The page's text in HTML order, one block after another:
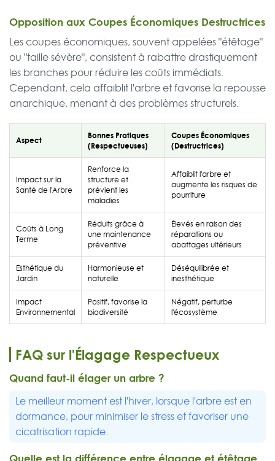
Opposition aux Coupes Économiques Destructrices
Les coupes économiques, souvent appelées "étêtage"
ou "taille sévère", consistent à rabattre drastiquement
les branches pour réduire les coûts immédiats.
Cependant, cela affaiblit l'arbre et favorise la repousse
anarchique, menant à des problèmes structurels.
Aspect
Bonnes Pratiques
(Respectueuses)
Coupes Économiques
(Destructrices)
Impact sur la
Santé de l'Arbre
Renforce la
structure et
prévient les
maladies
Affaiblit l'arbre et
augmente les risques de
pourriture
Coûts à Long
Terme
Réduits grâce à
une maintenance
préventive
Élevés en raison des
réparations ou
abattages ultérieurs
Esthétique du
Jardin
Harmonieuse et
naturelle
Déséquilibrée et
inesthétique
Impact
Environnemental
Positif, favorise la
biodiversité
Négatif, perturbe
l'écosystème
FAQ sur l'Élagage Respectueux
Quand faut-il élager un arbre ?
Le meilleur moment est l'hiver, lorsque l'arbre est en
dormance, pour minimiser le stress et favoriser une
cicatrisation rapide.